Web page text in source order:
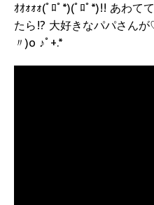
ｵｵｫｫｫ(ﾟﾛﾟ*)(ﾟﾛﾟ*)!! あわて
たら!? 大好きなパパさん
〃)o ♪ﾟ+.*